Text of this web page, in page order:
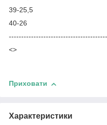
39-25,5
40-26
<>
Приховати
Характеристики